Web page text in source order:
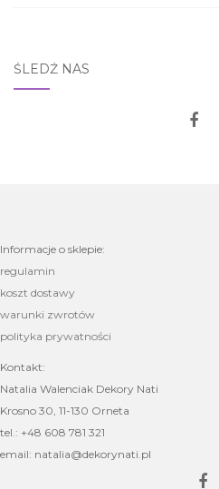
ŚLEDŹ NAS
Informacje o sklepie:
regulamin
koszt dostawy
warunki zwrotów
polityka prywatności
Kontakt:
Natalia Walenciak Dekory Nati
Krosno 30, 11-130 Orneta
tel.: +48 608 781 321
email: natalia@dekorynati.pl